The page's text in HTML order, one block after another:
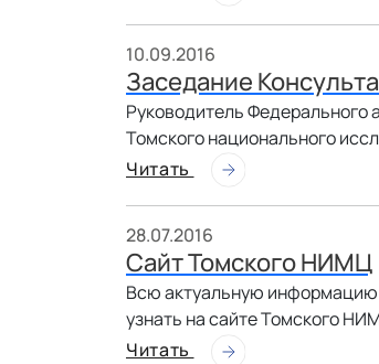
10.09.2016
Заседание
Руководитель Федерального
Томского национального
Читать
28.07.2016
Сайт Томского НИМЦ
Всю актуальную информацию
узнать на сайте Томского
Читать